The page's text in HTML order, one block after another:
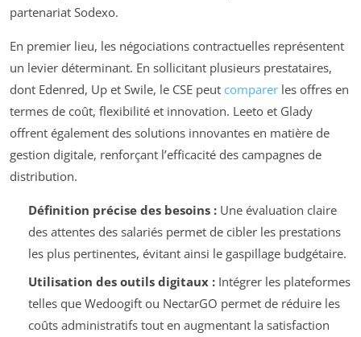
partenariat Sodexo.
En premier lieu, les négociations contractuelles représentent
un levier déterminant. En sollicitant plusieurs prestataires,
dont Edenred, Up et Swile, le CSE peut comparer les offres en
termes de coût, flexibilité et innovation. Leeto et Glady
offrent également des solutions innovantes en matière de
gestion digitale, renforçant l’efficacité des campagnes de
distribution.
Définition précise des besoins :Une évaluation claire
des attentes des salariés permet de cibler les prestations
les plus pertinentes, évitant ainsi le gaspillage budgétaire.
Utilisation des outils digitaux :Intégrer les plateformes
telles que Wedoogift ou NectarGO permet de réduire les
coûts administratifs tout en augmentant la satisfaction